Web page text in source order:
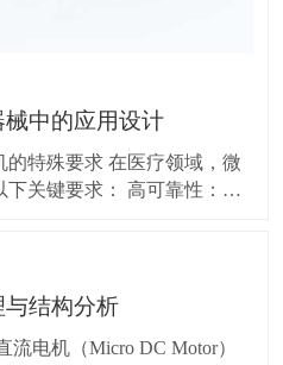
中的应用设计
的特殊要求 在医疗领域，微
关键要求： 高可靠性：长
人） 小型化：适应便携式
素泵、内
结构分析
电机（Micro DC Motor）